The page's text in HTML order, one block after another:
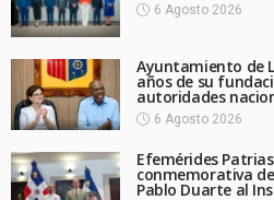
6 Agosto 2026
Ayuntamiento de
años de su
autoridades
6 Agosto 2026
Efemérides
conmemorativa
Pablo Duarte al